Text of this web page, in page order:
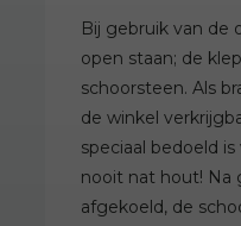
Bij gebruik van de
open staan; de
schoorsteen. Als
de winkel
speciaal bedoeld
nooit nat hout! Na
afgekoeld, de